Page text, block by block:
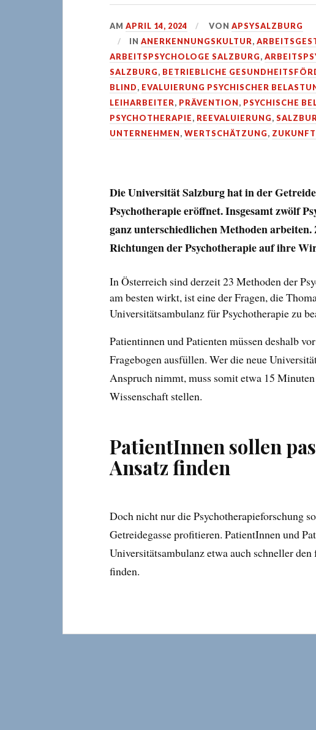
AMAPRIL 14, 2024 VON APSYSALZBURG
IN ANERKENNUNGSKULTUR,
ARBEITSPSYCHOLOGE SALZBURG,
SALZBURG, BETRIEBLICHE
BLIND, EVALUIERUNG PSYCHISCHER
LEIHARBEITER, PRÄVENTION, PSYCHISCHE
PSYCHOTHERAPIE, REEVALUIERUNG,
UNTERNEHMEN,WERTSCHÄTZUNG,
Die Universität Salzburg hat in der
Psychotherapie eröffnet. Insgesamt zwölf
ganz unterschiedlichen Methoden arbeiten.
Richtungen der Psychotherapie auf ihre
In Österreich sind derzeit 23 Methoden der
am besten wirkt, ist eine der Fragen, die
Universitätsambulanz für Psychotherapie zu
Patientinnen und Patienten müssen deshalb
Fragebogen ausfüllen. Wer die neue
Anspruch nimmt, muss somit etwa 15
Wissenschaft stellen.
PatientInnen sollen
Ansatz finden
Doch nicht nur die Psychotherapieforschung
Getreidegasse profitieren. PatientInnen und
Universitätsambulanz etwa auch schneller
finden.